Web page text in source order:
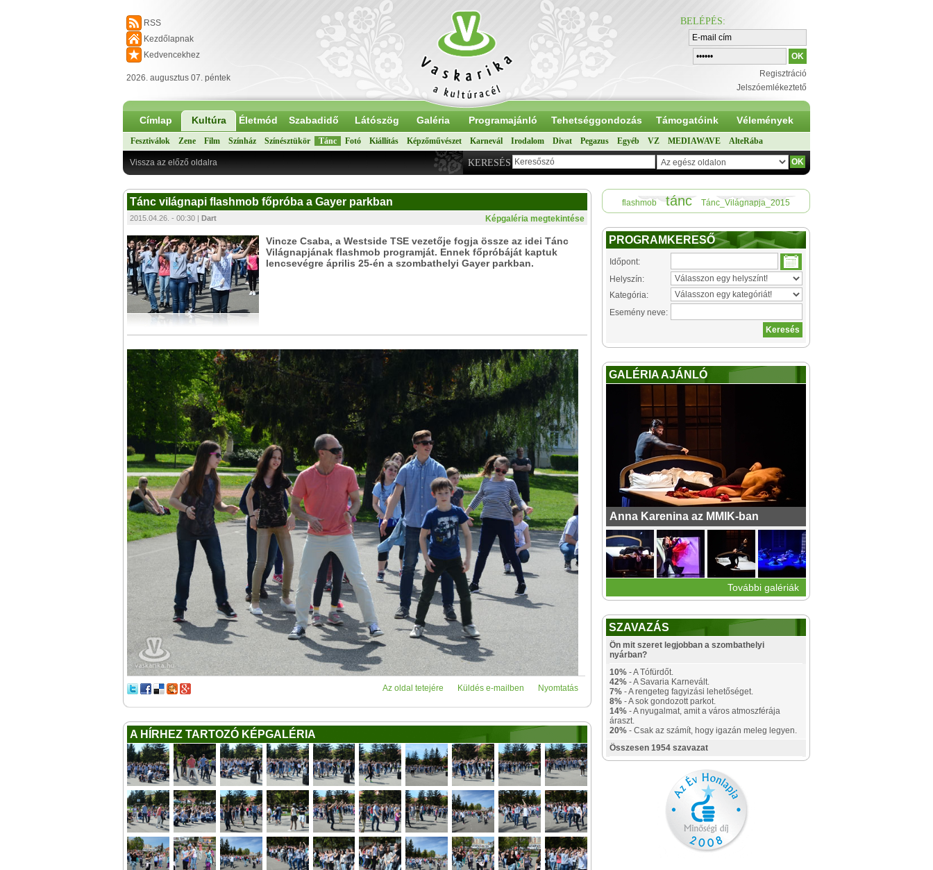
RSS
Kezdőlapnak
Kedvencekhez
2026. augusztus 07. péntek
BELÉPÉS:
Regisztráció
Jelszóemlékeztető
Címlap Kultúra Életmód Szabadidő Látószög Galéria Programajánló Tehetséggondozás Támogatóink Vélemények
Fesztiválok Zene Film Színház Színésztükör Tánc Fotó Kiállítás Képzőművészet Karnevál Irodalom Divat Pegazus Egyéb VZ MEDIAWAVE AlteRába
KERESÉS
Vissza az előző oldalra
Tánc világnapi flashmob főpróba a Gayer parkban
Képgaléria megtekintése
2015.04.26. - 00:30 | Dart
Vincze Csaba, a Westside TSE vezetője fogja össze az idei Tánc
Világnapjának flashmob programját. Ennek főpróbáját kaptuk
lencsevégre április 25-én a szombathelyi Gayer parkban.
Nyomtatás
Küldés e-mailben
Az oldal tetejére
A HÍRHEZ TARTOZÓ KÉPGALÉRIA
flashmob tánc Tánc_Világnapja_2015
PROGRAMKERESŐ
Időpont:
Helyszín:
Kategória:
Esemény neve:
GALÉRIA AJÁNLÓ
Anna Karenina az MMIK-ban
További galériák
SZAVAZÁS
Ön mit szeret legjobban a szombathelyi
nyárban?
10% - A Tófürdőt.
42% - A Savaria Karnevált.
7% - A rengeteg fagyizási lehetőséget.
8% - A sok gondozott parkot.
14% - A nyugalmat, amit a város atmoszférája
áraszt.
20% - Csak az számít, hogy igazán meleg legyen.
Összesen 1954 szavazat